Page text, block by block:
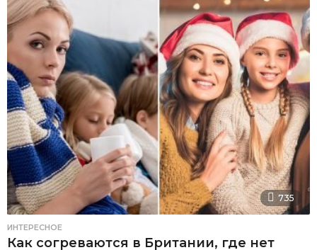
735
ИНТЕРЕСНОЕ
Как согреваются в Британии, где нет